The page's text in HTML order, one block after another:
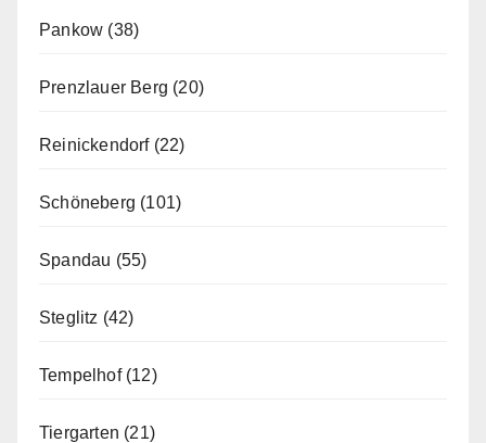
Pankow (38)
Prenzlauer Berg (20)
Reinickendorf(22)
Schöneberg (101)
Spandau (55)
Steglitz (42)
Tempelhof(12)
Tiergarten (21)